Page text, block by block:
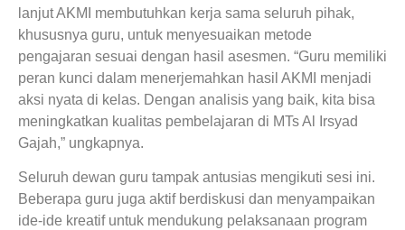
lanjut AKMI membutuhkan kerja sama seluruh pihak,
khususnya guru, untuk menyesuaikan metode
pengajaran sesuai dengan hasil asesmen. “Guru memiliki
peran kunci dalam menerjemahkan hasil AKMI menjadi
aksi nyata di kelas. Dengan analisis yang baik, kita bisa
meningkatkan kualitas pembelajaran di MTs Al Irsyad
Gajah,” ungkapnya.
Seluruh dewan guru tampak antusias mengikuti sesi ini.
Beberapa guru juga aktif berdiskusi dan menyampaikan
ide-ide kreatif untuk mendukung pelaksanaan program